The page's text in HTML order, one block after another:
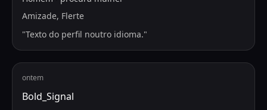
Amizade, Flerte
"Texto do perfil noutro idioma."
ontem
Bold_Signal